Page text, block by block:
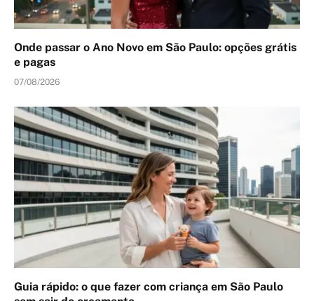
Onde passar o Ano Novo em São Paulo: opções grátis
e pagas
07/08/2026
Guia rápido: o que fazer com criança em São Paulo